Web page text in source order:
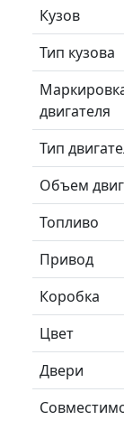
Кузов
Тип кузова
двигателя
Тип
Объем
Топливо
Привод
Коробка
Цвет
Двери